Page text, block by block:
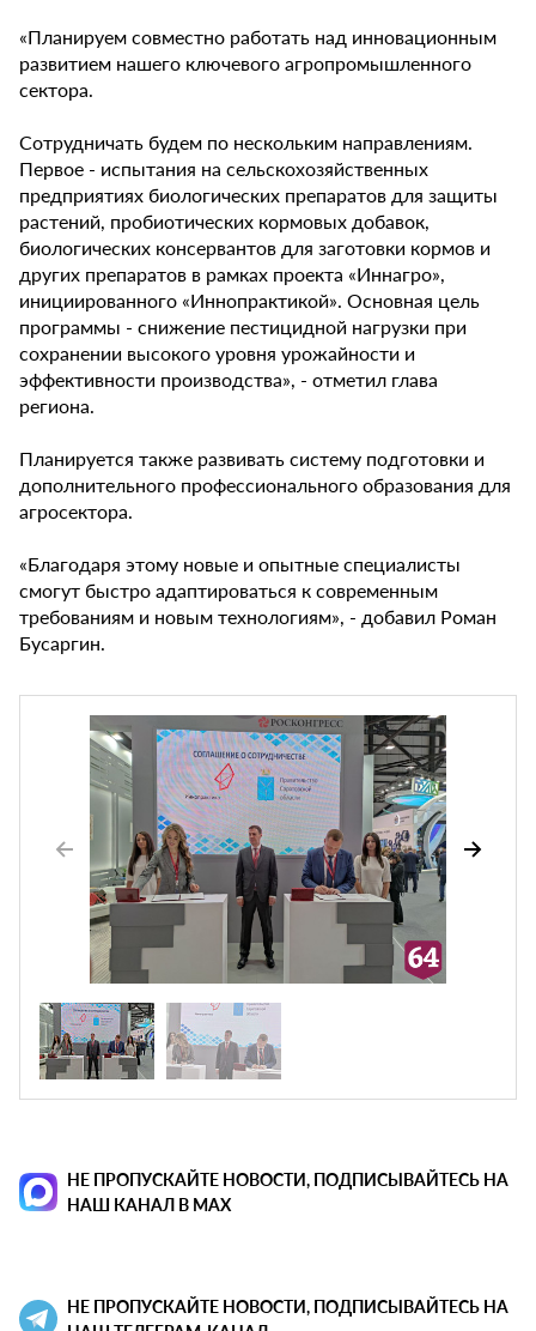
«Планируем совместно работать над инновационным
развитием нашего ключевого агропромышленного
сектора.
Сотрудничать будем по нескольким направлениям.
Первое - испытания на сельскохозяйственных
предприятиях биологических препаратов для защиты
растений, пробиотических кормовых добавок,
биологических консервантов для заготовки кормов и
других препаратов в рамках проекта «Иннагро»,
инициированного «Иннопрактикой». Основная цель
программы - снижение пестицидной нагрузки при
сохранении высокого уровня урожайности и
эффективности производства», - отметил глава
региона.
Планируется также развивать систему подготовки и
дополнительного профессионального образования для
агросектора.
«Благодаря этому новые и опытные специалисты
смогут быстро адаптироваться к современным
требованиям и новым технологиям», - добавил Роман
Бусаргин.
НЕ ПРОПУСКАЙТЕ НОВОСТИ, ПОДПИСЫВАЙТЕСЬ НА
НАШ КАНАЛ В MAX
НЕ ПРОПУСКАЙТЕ НОВОСТИ, ПОДПИСЫВАЙТЕСЬ НА